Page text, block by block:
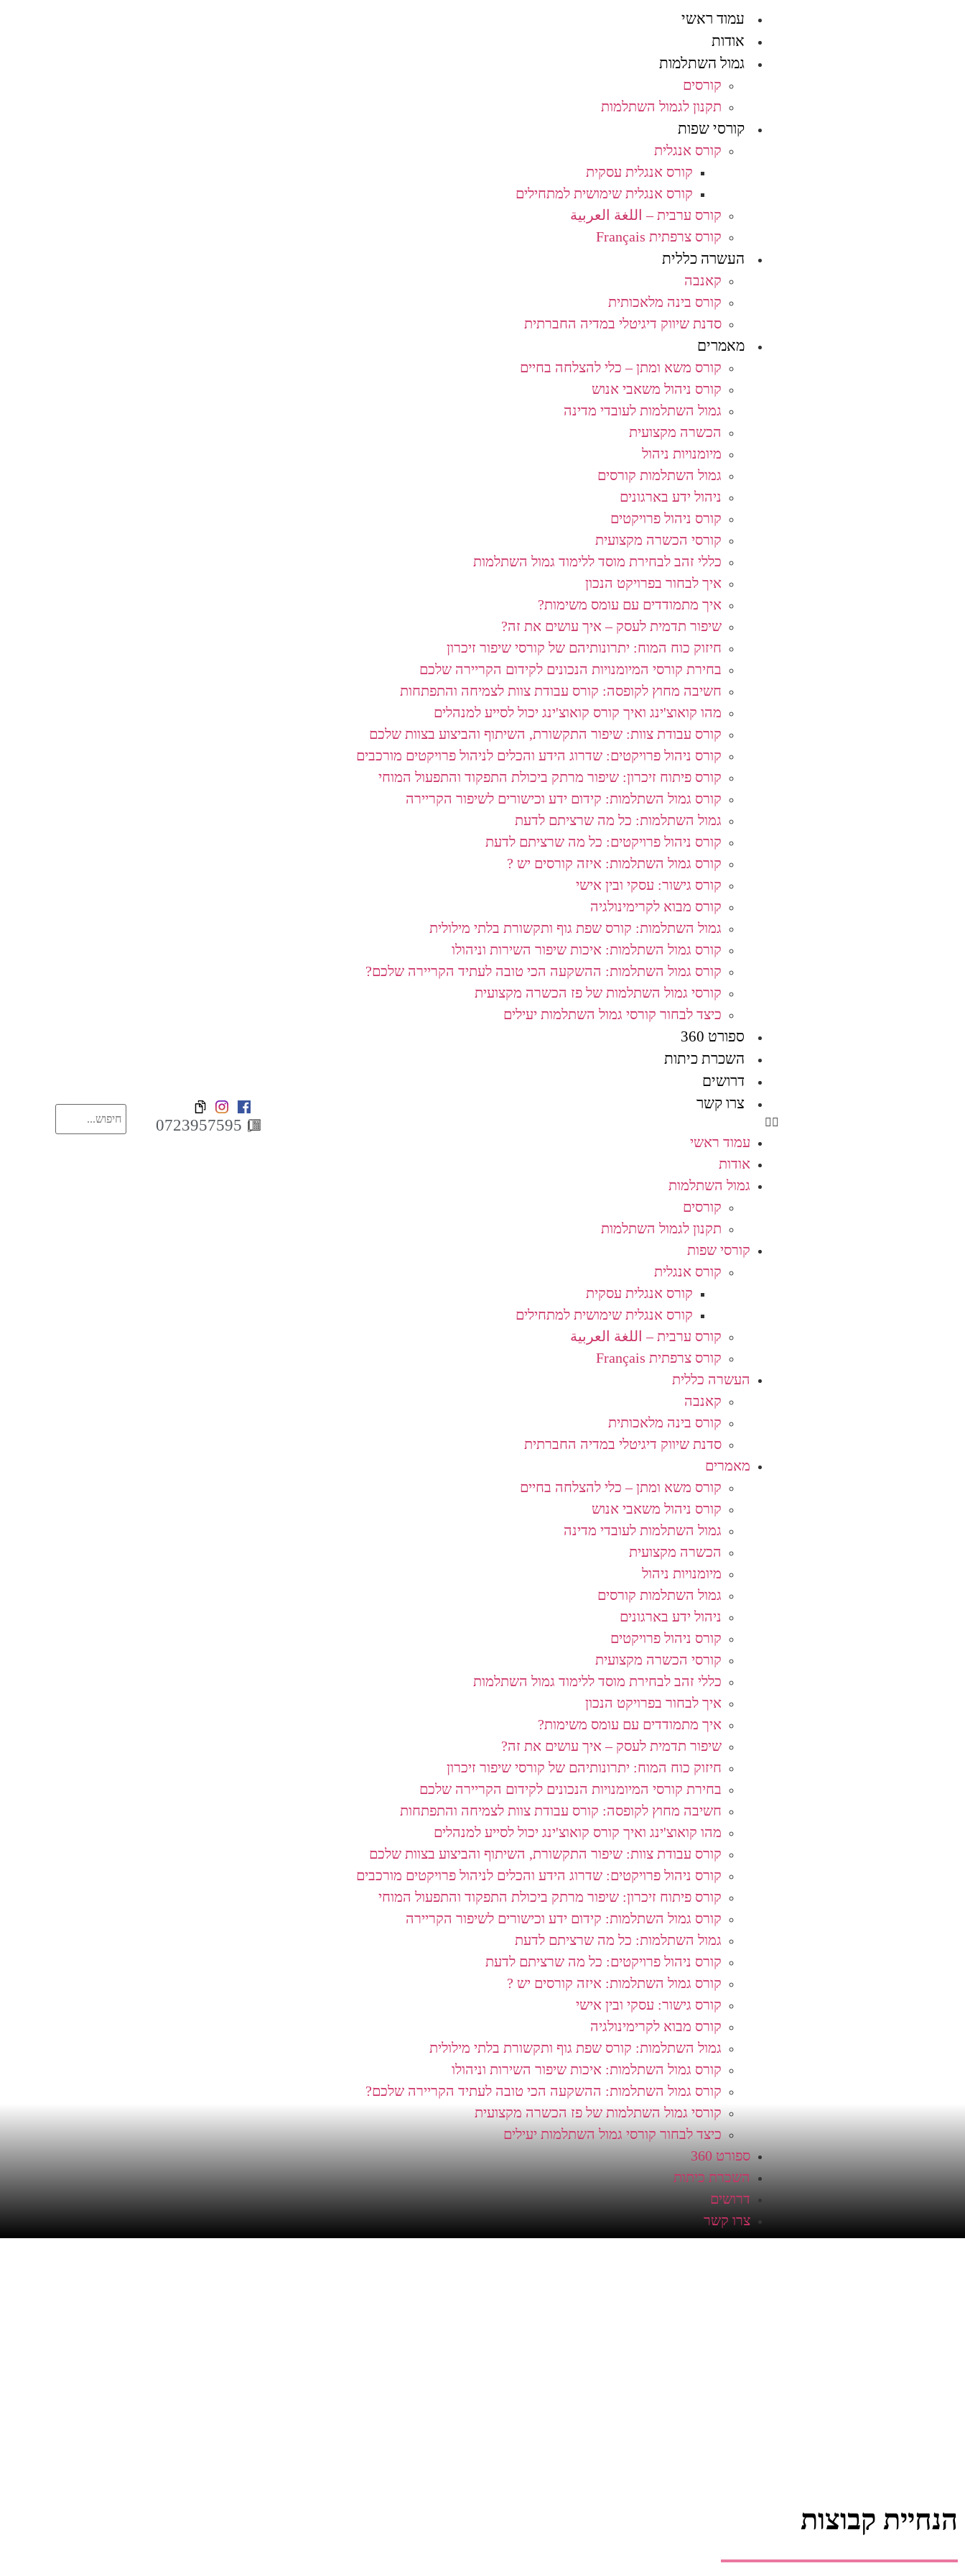
עמוד ראשי
אודות
גמול השתלמות
קורסים
תקנון לגמול השתלמות
קורסי שפות
קורס אנגלית
קורס אנגלית עסקית
קורס אנגלית שימושית למתחילים
קורס ערבית – اللغة العربية
קורס צרפתית Français
העשרה כללית
קאנבה
קורס בינה מלאכותית
סדנת שיווק דיגיטלי במדיה החברתית
מאמרים
קורס משא ומתן – כלי להצלחה בחיים
קורס ניהול משאבי אנוש
גמול השתלמות לעובדי מדינה
הכשרה מקצועית
מיומנויות ניהול
גמול השתלמות קורסים
ניהול ידע בארגונים
קורס ניהול פרויקטים
קורסי הכשרה מקצועית
כללי זהב לבחירת מוסד ללימוד גמול השתלמות
איך לבחור בפרויקט הנכון
איך מתמודדים עם עומס משימות?​
שיפור תדמית לעסק – איך עושים את זה?
חיזוק כוח המוח: יתרונותיהם של קורסי שיפור זיכרון
בחירת קורסי המיומנויות הנכונים לקידום הקריירה שלכם
חשיבה מחוץ לקופסה: קורס עבודת צוות לצמיחה והתפתחות
מהו קואוצ'ינג ואיך קורס קואוצ'ינג יכול לסייע למנהלים
קורס עבודת צוות: שיפור התקשורת, השיתוף והביצוע בצוות שלכם
קורס ניהול פרויקטים: שדרוג הידע והכלים לניהול פרויקטים מורכבים
קורס פיתוח זיכרון: שיפור מרתק ביכולת התפקוד והתפעול המוחי
קורס גמול השתלמות: קידום ידע וכישורים לשיפור הקריירה
גמול השתלמות: כל מה שרציתם לדעת
קורס ניהול פרויקטים: כל מה שרציתם לדעת
קורס גמול השתלמות: איזה קורסים יש ?
קורס גישור: עסקי ובין אישי
קורס מבוא לקרימינולגיה
גמול השתלמות: קורס שפת גוף ותקשורת בלתי מילולית
קורס גמול השתלמות: איכות שיפור השירות וניהולו
קורס גמול השתלמות: ההשקעה הכי טובה לעתיד הקריירה שלכם?
קורסי גמול השתלמות של פז הכשרה מקצועית
כיצד לבחור קורסי גמול השתלמות יעילים
ספורט 360
השכרת כיתות
דרושים
צרו קשר
עמוד ראשי
אודות
גמול השתלמות
קורסים
תקנון לגמול השתלמות
קורסי שפות
קורס אנגלית
קורס אנגלית עסקית
קורס אנגלית שימושית למתחילים
קורס ערבית – اللغة العربية
קורס צרפתית Français
העשרה כללית
קאנבה
קורס בינה מלאכותית
סדנת שיווק דיגיטלי במדיה החברתית
מאמרים
קורס משא ומתן – כלי להצלחה בחיים
קורס ניהול משאבי אנוש
גמול השתלמות לעובדי מדינה
הכשרה מקצועית
מיומנויות ניהול
גמול השתלמות קורסים
ניהול ידע בארגונים
קורס ניהול פרויקטים
קורסי הכשרה מקצועית
כללי זהב לבחירת מוסד ללימוד גמול השתלמות
איך לבחור בפרויקט הנכון
איך מתמודדים עם עומס משימות?​
שיפור תדמית לעסק – איך עושים את זה?
חיזוק כוח המוח: יתרונותיהם של קורסי שיפור זיכרון
בחירת קורסי המיומנויות הנכונים לקידום הקריירה שלכם
חשיבה מחוץ לקופסה: קורס עבודת צוות לצמיחה והתפתחות
מהו קואוצ'ינג ואיך קורס קואוצ'ינג יכול לסייע למנהלים
קורס עבודת צוות: שיפור התקשורת, השיתוף והביצוע בצוות שלכם
קורס ניהול פרויקטים: שדרוג הידע והכלים לניהול פרויקטים מורכבים
קורס פיתוח זיכרון: שיפור מרתק ביכולת התפקוד והתפעול המוחי
קורס גמול השתלמות: קידום ידע וכישורים לשיפור הקריירה
גמול השתלמות: כל מה שרציתם לדעת
קורס ניהול פרויקטים: כל מה שרציתם לדעת
קורס גמול השתלמות: איזה קורסים יש ?
קורס גישור: עסקי ובין אישי
קורס מבוא לקרימינולגיה
גמול השתלמות: קורס שפת גוף ותקשורת בלתי מילולית
קורס גמול השתלמות: איכות שיפור השירות וניהולו
קורס גמול השתלמות: ההשקעה הכי טובה לעתיד הקריירה שלכם?
קורסי גמול השתלמות של פז הכשרה מקצועית
כיצד לבחור קורסי גמול השתלמות יעילים
ספורט 360
השכרת כיתות
דרושים
צרו קשר
0723957595
הנחיית קבוצות